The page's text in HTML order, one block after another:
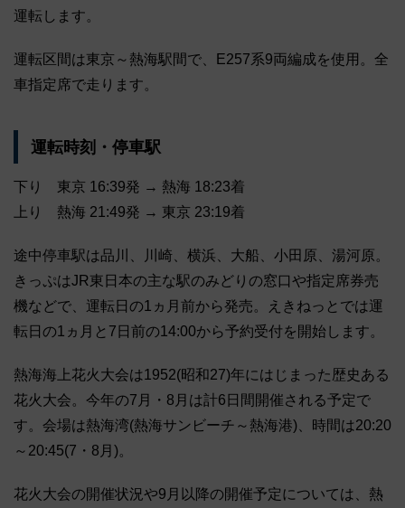
運転します。
運転区間は東京～熱海駅間で、E257系9両編成を使用。全
車指定席で走ります。
運転時刻・停車駅
下り 東京 16:39発 → 熱海 18:23着
上り 熱海 21:49発 → 東京 23:19着
途中停車駅は品川、川崎、横浜、大船、小田原、湯河原。
きっぷはJR東日本の主な駅のみどりの窓口や指定席券売
機などで、運転日の1ヵ月前から発売。えきねっとでは運
転日の1ヵ月と7日前の14:00から予約受付を開始します。
熱海海上花火大会は1952(昭和27)年にはじまった歴史ある
花火大会。今年の7月・8月は計6日間開催される予定で
す。会場は熱海湾(熱海サンビーチ～熱海港)、時間は20:20
～20:45(7・8月)。
花火大会の開催状況や9月以降の開催予定については、熱